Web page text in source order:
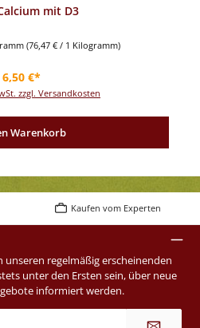
mit D3
(76,47 € / 1 Kilogramm)
Regulärer Preis:
6,50 €*
zzgl. Versandkosten
Warenkorb
Kaufen vom Experten
unseren regelmäßig erscheinenden
unter den Ersten sein, über neue
informiert werden.